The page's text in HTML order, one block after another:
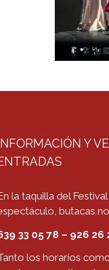
Y
la taquilla del
butacas
33 05 78 – 926 26
los horarios